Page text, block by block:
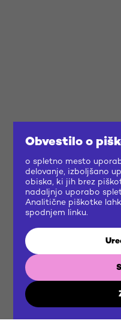
Obvestilo o
o spletno mesto
delovanje, izboljšano
obiska, ki jih brez
nadaljnjo uporabo
Analitične piškotke
spodnjem linku.